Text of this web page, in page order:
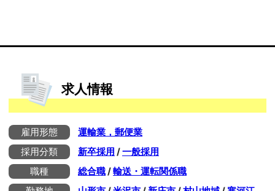
求人情報
雇用形態
運輸業，郵便業
採用分類
新卒採用 /一般採用
職種
総合職/輸送・運転関係職